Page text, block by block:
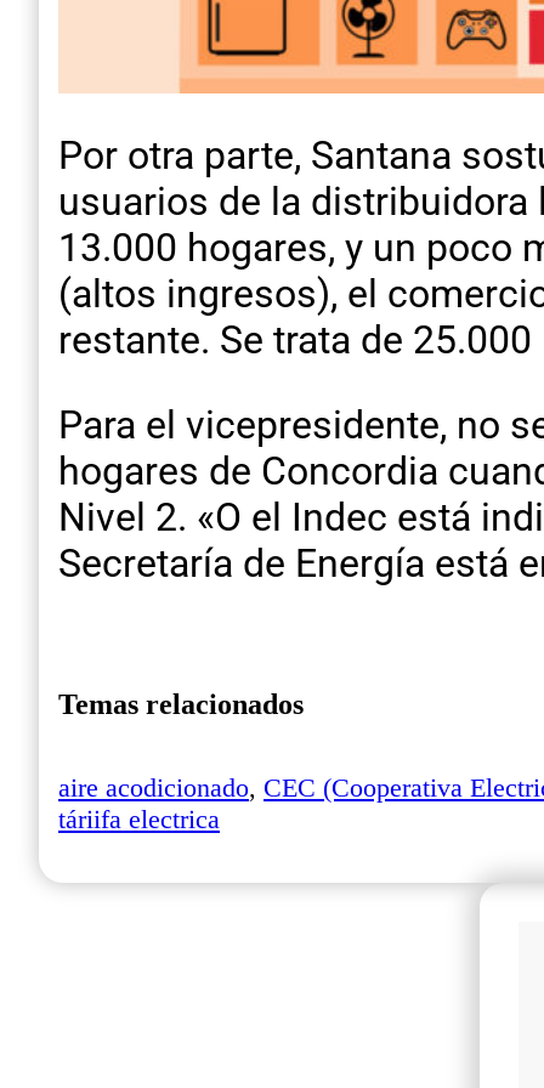
Por otra parte, Santana
usuarios de la distribuidora
13.000 hogares, y un poco
(altos ingresos), el
restante. Se trata de
Para el vicepresidente, no
hogares de Concordia
Nivel 2. «O el Indec está
Secretaría de Energía está
Temas relacionados
aire acodicionado, CEC (Cooperativa
táriifa electrica